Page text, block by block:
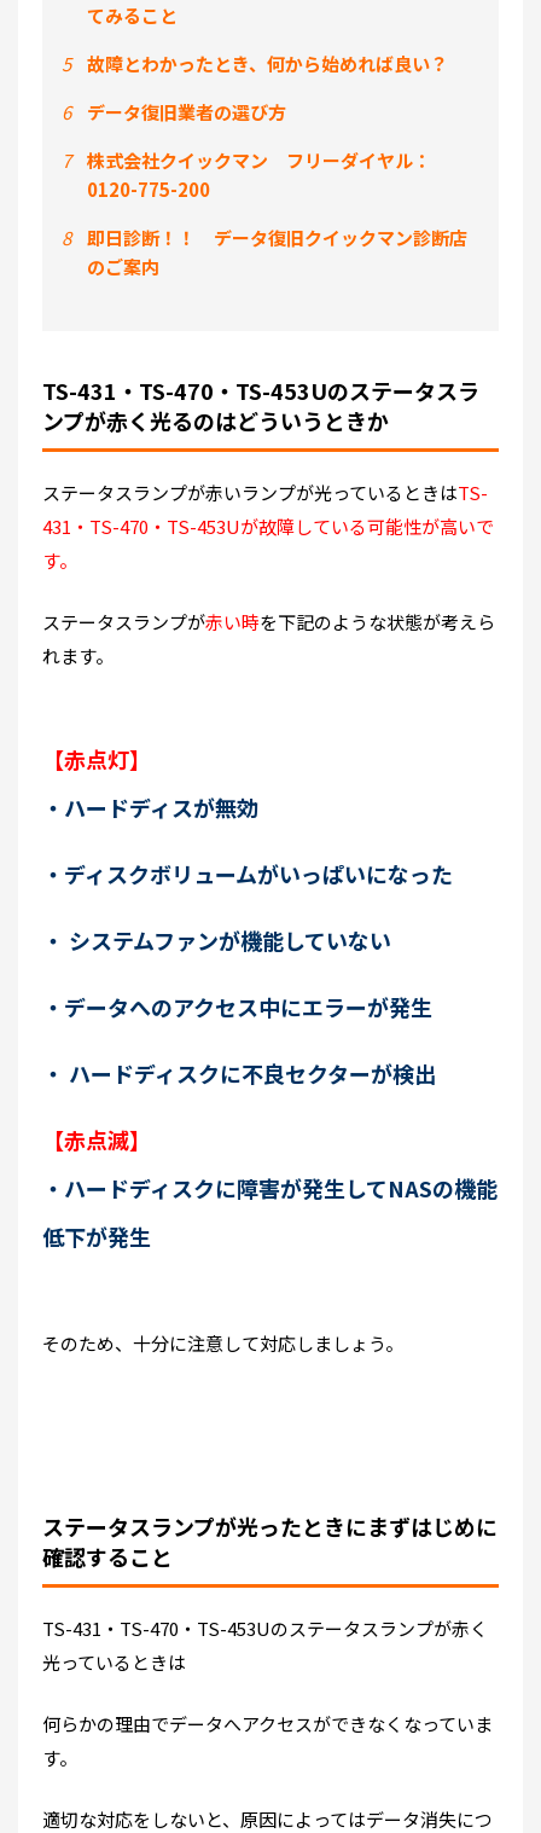
てみること
5
故障とわかったとき、何から始めれば良い？
6
データ復旧業者の選び方
7
株式会社クイックマン フリーダイヤル：
0120-775-200
8
即日診断！！ データ復旧クイックマン診断店
のご案内
TS-431・TS-470・TS-453Uのステータスラ
ンプが赤く光るのはどういうときか
ステータスランプが赤いランプが光っているときはTS-
431・TS-470・TS-453Uが故障している可能性が高いで
す。
ステータスランプが赤い時を下記のような状態が考えら
れます。
【赤点灯】
・ハードディスが無効
・ディスクボリュームがいっぱいになった
・ システムファンが機能していない
・データへのアクセス中にエラーが発生
・ ハードディスクに不良セクターが検出
【赤点滅】
・ハードディスクに障害が発生してNASの機能
低下が発生
そのため、十分に注意して対応しましょう。
ステータスランプが光ったときにまずはじめに
確認すること
TS-431・TS-470・TS-453Uのステータスランプが赤く
光っているときは
何らかの理由でデータへアクセスができなくなっていま
す。
適切な対応をしないと、原因によってはデータ消失につ